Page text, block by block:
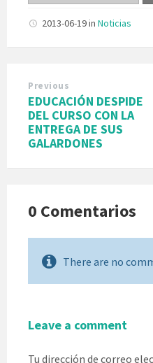
2013-06-19in Noticias
Previous
EDUCACIÓN DESPIDE
DEL CURSO CON LA
ENTREGA DE SUS
GALARDONES
0 Comentarios
There are no
Leave a comment
Tu dirección de correo